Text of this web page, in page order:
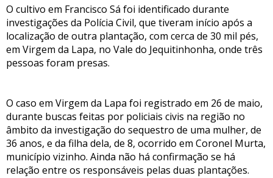
O cultivo em Francisco Sá foi identificado durante
investigações da Polícia Civil, que tiveram início após a
localização de outra plantação, com cerca de 30 mil pés,
em Virgem da Lapa, no Vale do Jequitinhonha, onde três
pessoas foram presas.
O caso em Virgem da Lapa foi registrado em 26 de maio,
durante buscas feitas por policiais civis na região no
âmbito da investigação do sequestro de uma mulher, de
36 anos, e da filha dela, de 8, ocorrido em Coronel Murta,
município vizinho. Ainda não há confirmação se há
relação entre os responsáveis pelas duas plantações.